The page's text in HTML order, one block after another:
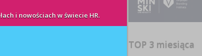
TOP 3 miesiąca
i nowościach w świecie HR.